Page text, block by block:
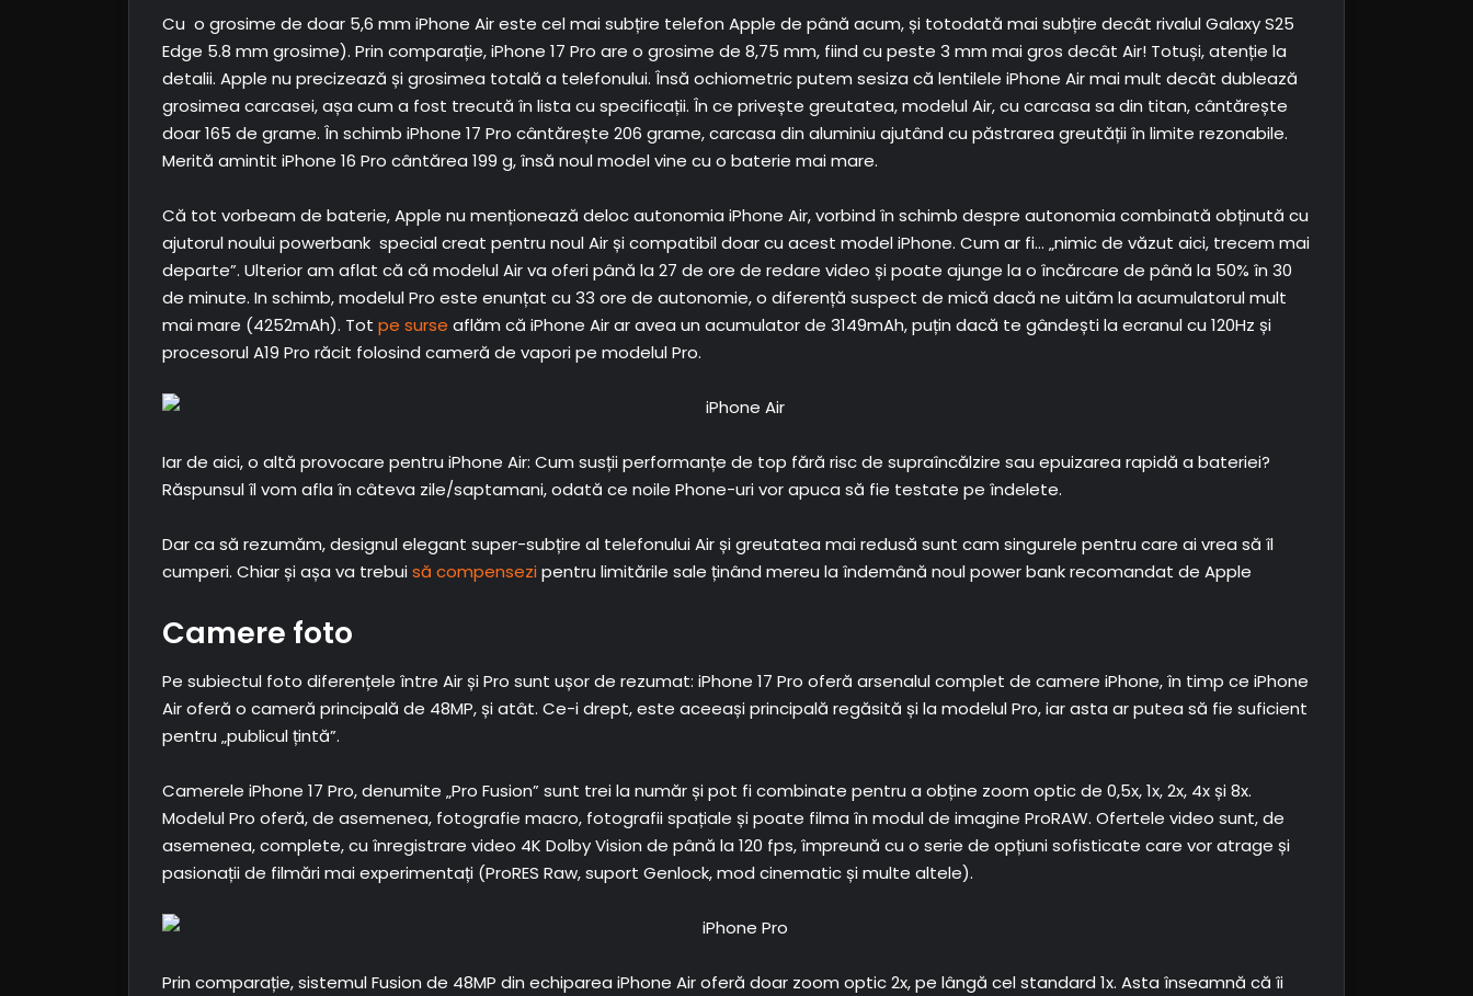
Cu o grosime de doar 5,6 mm iPhone Air este cel mai subțire telefon Apple de până acum, și totodată mai subțire decât rivalul Galaxy S25
Edge 5.8 mm grosime). Prin comparație, iPhone 17 Pro are o grosime de 8,75 mm, fiind cu peste 3 mm mai gros decât Air! Totuși, atenție la
detalii. Apple nu precizează și grosimea totală a telefonului. Însă ochiometric putem sesiza că lentilele iPhone Air mai mult decât dublează
grosimea carcasei, așa cum a fost trecută în lista cu specificații. În ce privește greutatea, modelul Air, cu carcasa sa din titan, cântărește
doar 165 de grame. În schimb iPhone 17 Pro cântărește 206 grame, carcasa din aluminiu ajutând cu păstrarea greutății în limite rezonabile.
Merită amintit iPhone 16 Pro cântărea 199 g, însă noul model vine cu o baterie mai mare.
Că tot vorbeam de baterie, Apple nu menționează deloc autonomia iPhone Air, vorbind în schimb despre autonomia combinată obținută cu
ajutorul noului powerbank special creat pentru noul Air și compatibil doar cu acest model iPhone. Cum ar fi… „nimic de văzut aici, trecem mai
departe”. Ulterior am aflat că că modelul Air va oferi până la 27 de ore de redare video și poate ajunge la o încărcare de până la 50% în 30
de minute. In schimb, modelul Pro este enunțat cu 33 ore de autonomie, o diferență suspect de mică dacă ne uităm la acumulatorul mult
mai mare (4252mAh). Tot pe surse aflăm că iPhone Air ar avea un acumulator de 3149mAh, puțin dacă te gândești la ecranul cu 120Hz și
procesorul A19 Pro răcit folosind cameră de vapori pe modelul Pro.
Iar de aici, o altă provocare pentru iPhone Air: Cum susții performanțe de top fără risc de supraîncălzire sau epuizarea rapidă a bateriei?
Răspunsul îl vom afla în câteva zile/saptamani, odată ce noile Phone-uri vor apuca să fie testate pe îndelete.
Dar ca să rezumăm, designul elegant super-subțire al telefonului Air și greutatea mai redusă sunt cam singurele pentru care ai vrea să îl
cumperi. Chiar și așa va trebuisă compensezipentru limitările sale ținând mereu la îndemână noul power bank recomandat de Apple
Camere foto
Pe subiectul foto diferențele între Air și Pro sunt ușor de rezumat: iPhone 17 Pro oferă arsenalul complet de camere iPhone, în timp ce iPhone
Air oferă o cameră principală de 48MP, și atât. Ce-i drept, este aceeași principală regăsită și la modelul Pro, iar asta ar putea să fie suficient
pentru „publicul țintă”.
Camerele iPhone 17 Pro, denumite „Pro Fusion” sunt trei la număr și pot fi combinate pentru a obține zoom optic de 0,5x, 1x, 2x, 4x și 8x.
Modelul Pro oferă, de asemenea, fotografie macro, fotografii spațiale și poate filma în modul de imagine ProRAW. Ofertele video sunt, de
asemenea, complete, cu înregistrare video 4K Dolby Vision de până la 120 fps, împreună cu o serie de opțiuni sofisticate care vor atrage și
pasionații de filmări mai experimentați (ProRES Raw, suport Genlock, mod cinematic și multe altele).
Prin comparație, sistemul Fusion de 48MP din echiparea iPhone Air oferă doar zoom optic 2x, pe lângă cel standard 1x. Asta înseamnă că îi